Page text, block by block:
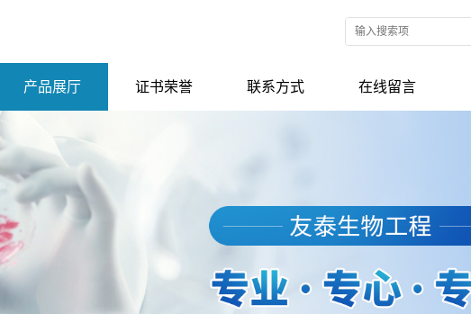
产品展厅 证书荣誉 联系方式 在线留言